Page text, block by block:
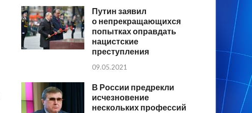
Путин заявил
о непрекращающихся
попытках оправдать
нацистские
преступления
09.05.2021
В России предрекли
исчезновение
нескольких профессий